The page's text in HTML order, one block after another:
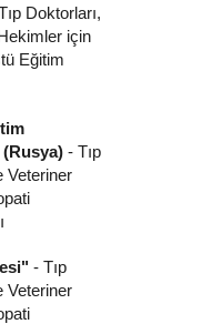
Doktorları,
için
Eğitim
- Tıp
Veteriner
- Tıp
Veteriner